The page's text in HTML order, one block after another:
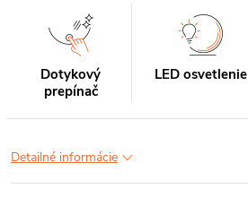
Dotykový
prepínač
LED osvetlenie
Detailné informácie